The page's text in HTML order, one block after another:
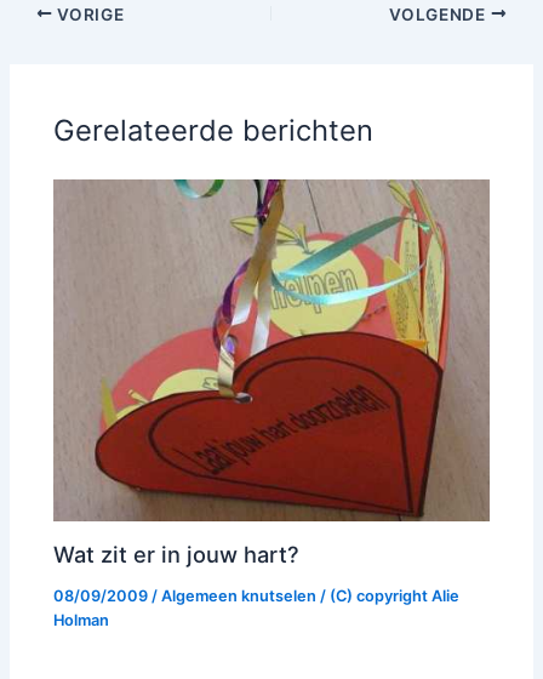
VORIGE VOLGENDE
Gerelateerde berichten
Wat zit er in jouw hart?
08/09/2009/Algemeen knutselen / (C) copyrightAlie
Holman